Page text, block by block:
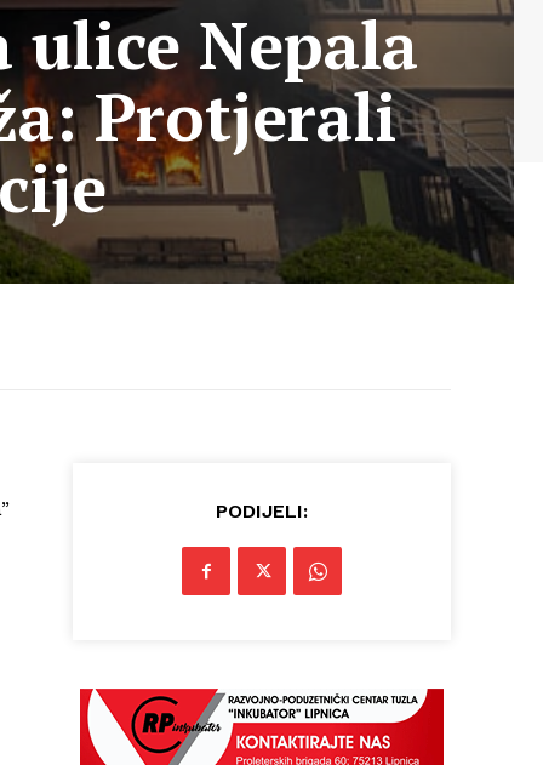
ulice Nepala
Protjerali
PODIJELI: